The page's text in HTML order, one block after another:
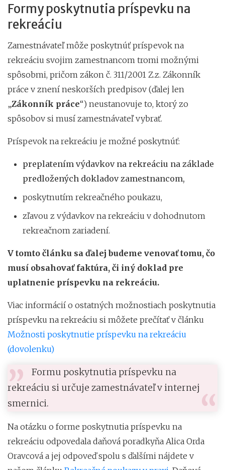
Formy poskytnutia príspevku na
rekreáciu
Zamestnávateľ môže poskytnúť príspevok na
rekreáciu svojim zamestnancom tromi možnými
spôsobmi, pričom zákon č. 311/2001 Z.z. Zákonník
práce v znení neskorších predpisov (ďalej len
„Zákonník práce“) neustanovuje to, ktorý zo
spôsobov si musí zamestnávateľ vybrať.
Príspevok na rekreáciu je možné poskytnúť:
preplatením výdavkov na rekreáciu na základe
predložených dokladov zamestnancom,
poskytnutím rekreačného poukazu,
zľavou z výdavkov na rekreáciu v dohodnutom
rekreačnom zariadení.
V tomto článku sa ďalej budeme venovať tomu, čo
musí obsahovať faktúra, či iný doklad pre
uplatnenie príspevku na rekreáciu.
Viac informácií o ostatných možnostiach poskytnutia
príspevku na rekreáciu si môžete prečítať v článku
Možnosti poskytnutie príspevku na rekreáciu
(dovolenku)
Formu poskytnutia príspevku na
rekreáciu si určuje zamestnávateľ v internej
smernici.
Na otázku o forme poskytnutia príspevku na
rekreáciu odpovedala daňová poradkyňa Alica Orda
Oravcová a jej odpoveď spolu s ďalšími nájdete v